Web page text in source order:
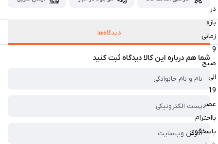
در
بازه
زمانی
9
صبح
الی
19
عصر
بااحترام
پاسخگوی
دیدگاه‌ها
شما هم درباره این کالا دیدگاه ثبت کنید